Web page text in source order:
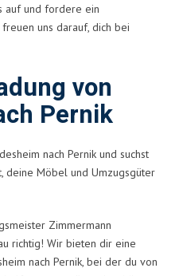
auf und fordere ein
uns darauf, dich bei
von
Pernik
nach Pernik und suchst
deine Möbel und Umzugsgüter
Zimmermann
richtig! Wir bieten dir eine
nach Pernik, bei der du von